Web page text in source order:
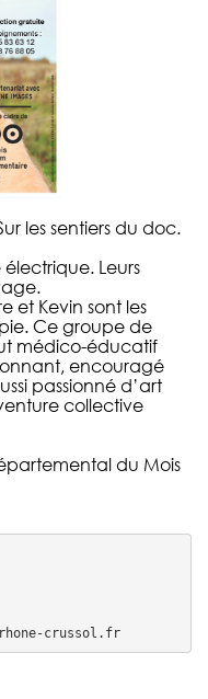
les sentiers du doc.
Leurs
et Kevin sont les
Ce groupe de
médico-éducatif
encouragé
passionné d’art
collective
du Mois
crussol.fr